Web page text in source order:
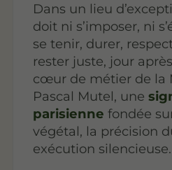
Dans un lieu
doit ni s’imposer, ni
se tenir, durer,
rester juste, jour
cœur de métier de la
Pascal Mutel, une
parisienne fondée
végétal, la précision
exécution silencieuse.